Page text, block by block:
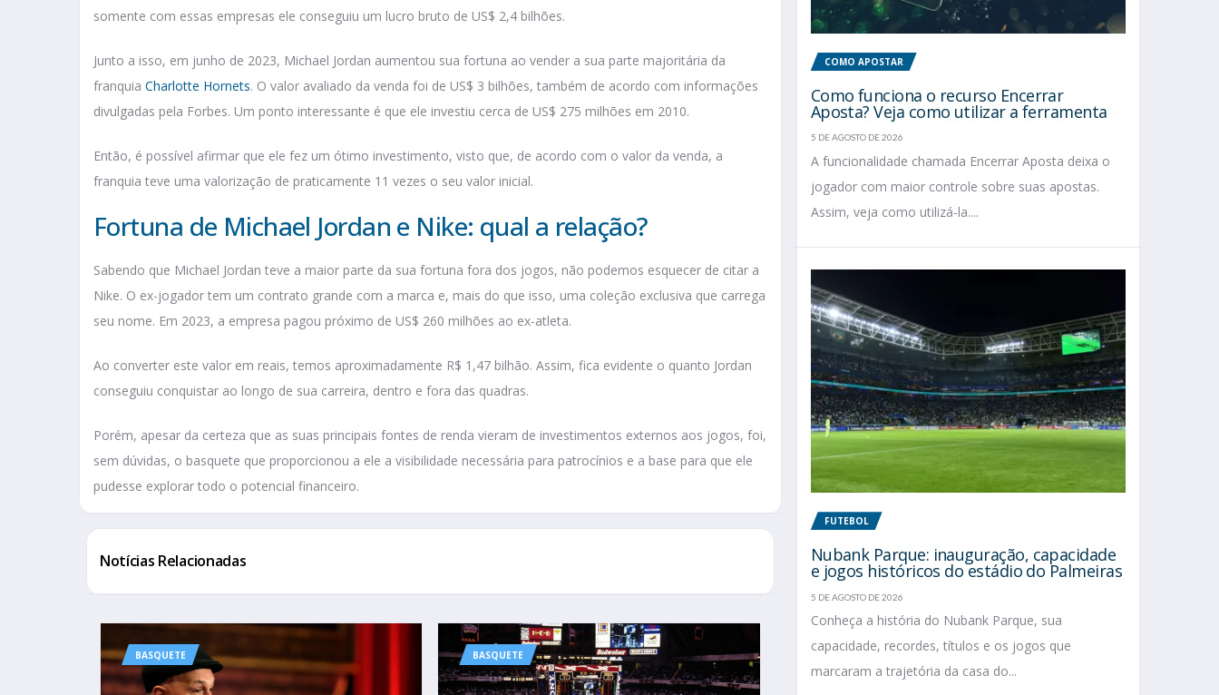
somente com essas empresas ele conseguiu um lucro bruto de US$ 2,4 bilhões.
Junto a isso, em junho de 2023, Michael Jordan aumentou sua fortuna ao vender a sua parte majoritária da
franquia Charlotte Hornets. O valor avaliado da venda foi de US$ 3 bilhões, também de acordo com informações
divulgadas pela Forbes. Um ponto interessante é que ele investiu cerca de US$ 275 milhões em 2010.
Então, é possível afirmar que ele fez um ótimo investimento, visto que, de acordo com o valor da venda, a
franquia teve uma valorização de praticamente 11 vezes o seu valor inicial.
Fortuna de Michael Jordan e Nike: qual a relação?
Sabendo que Michael Jordan teve a maior parte da sua fortuna fora dos jogos, não podemos esquecer de citar a
Nike. O ex-jogador tem um contrato grande com a marca e, mais do que isso, uma coleção exclusiva que carrega
seu nome. Em 2023, a empresa pagou próximo de US$ 260 milhões ao ex-atleta.
Ao converter este valor em reais, temos aproximadamente R$ 1,47 bilhão. Assim, fica evidente o quanto Jordan
conseguiu conquistar ao longo de sua carreira, dentro e fora das quadras.
Porém, apesar da certeza que as suas principais fontes de renda vieram de investimentos externos aos jogos, foi,
sem dúvidas, o basquete que proporcionou a ele a visibilidade necessária para patrocínios e a base para que ele
pudesse explorar todo o potencial financeiro.
Notícias Relacionadas
BASQUETE BASQUETE
COMO APOSTAR
Como funciona o recurso Encerrar
Aposta? Veja como utilizar a ferramenta
5 DE AGOSTO DE 2026
A funcionalidade chamada Encerrar Aposta deixa o
jogador com maior controle sobre suas apostas.
Assim, veja como utilizá-la....
FUTEBOL
Nubank Parque: inauguração, capacidade
e jogos históricos do estádio do Palmeiras
5 DE AGOSTO DE 2026
Conheça a história do Nubank Parque, sua
capacidade, recordes, títulos e os jogos que
marcaram a trajetória da casa do...